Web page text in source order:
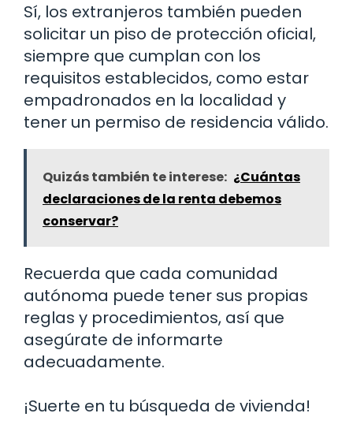
Sí, los extranjeros también pueden
solicitar un piso de protección oficial,
siempre que cumplan con los
requisitos establecidos, como estar
empadronados en la localidad y
tener un permiso de residencia válido.
Quizás también te interese: ¿Cuántas
declaraciones de la renta debemos
conservar?
Recuerda que cada comunidad
autónoma puede tener sus propias
reglas y procedimientos, así que
asegúrate de informarte
adecuadamente.
¡Suerte en tu búsqueda de vivienda!